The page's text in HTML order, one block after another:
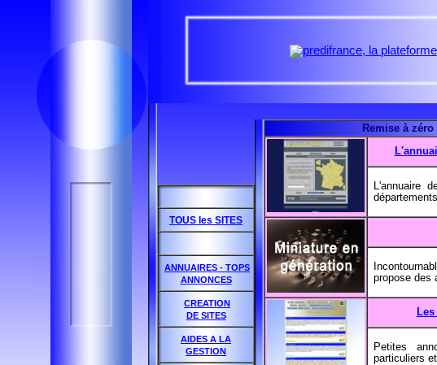
TOUS les SITES
ANNUAIRES - TOPS
ANNONCES
CREATION
DE SITES
AIDES A LA
GESTION
Remise à
L'annuaire
propose des
Petites
particuliers